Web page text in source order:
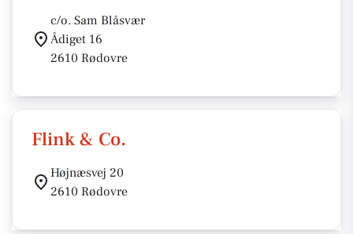
c/o. Sam Blåsvær
Ådiget 16
2610 Rødovre
Flink & Co.
Højnæsvej 20
2610 Rødovre